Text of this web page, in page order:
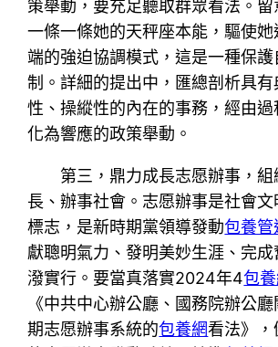
策舉動，要充足聽取群眾看法。
一條一條她的天秤座本能，驅使
端的強迫協調模式，這是一種保
制。詳細的提出中，匯總剖析具
性、操縱性的內在的事務，經由
化為響應的政策舉動。
第三，鼎力成長志愿辦事，
長、辦事社會。志愿辦事是社會
標志，是新時期黨領導發動包養管
獻聰明氣力、發明美妙生涯、完
潑實行。要當真落實2024年4包
《中共中心辦公廳、國務院辦公
期志愿辦事系統的包養網看法》，